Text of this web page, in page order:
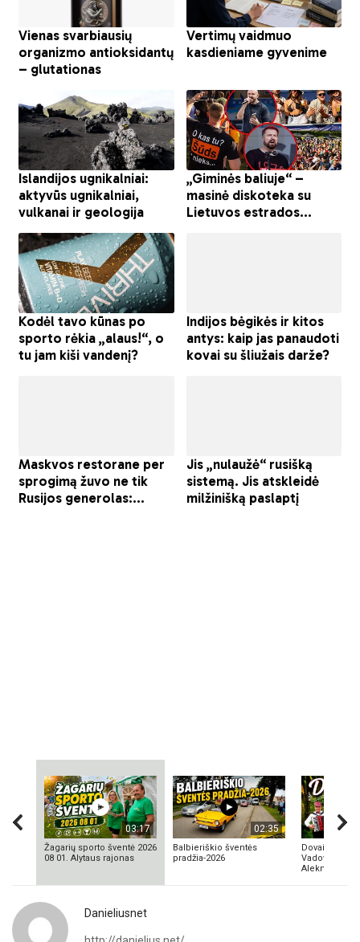
03:17
Žagarių sporto šventė 2026
08 01. Alytaus rajonas
02:35
Balbieriškio šventės
pradžia-2026
Dovainonių
Vadovas
Aleknavičius
Danieliusnet